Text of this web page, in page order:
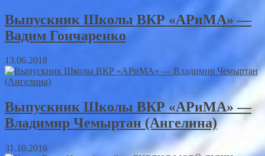
Выпускник Школы ВКР «АРиМА» —
Вадим Гончаренко
13.06.2018
Выпускник Школы ВКР «АРиМА» —
Владимир Чемыртан (Ангелина)
31.10.2016